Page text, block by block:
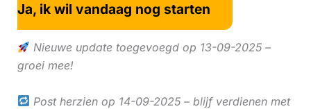
Ja, ik wil vandaag nog starten
Nieuwe update toegevoegd op 13-09-2025 –
groei mee!
Post herzien op 14-09-2025 – blijf verdienen met